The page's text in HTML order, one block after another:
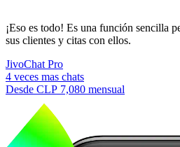
¡Eso es todo! Es una función sencilla
sus clientes y citas con ellos.
JivoChat Pro
4 veces mas chats
Desde CLP 7,080 mensual